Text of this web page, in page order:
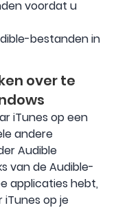
voordat u
bestanden in
over te
iTunes op een
andere
Audible
van de Audible-
applicaties hebt,
iTunes op je